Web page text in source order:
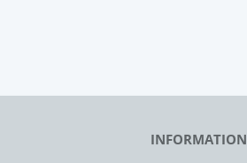
INFORMATION